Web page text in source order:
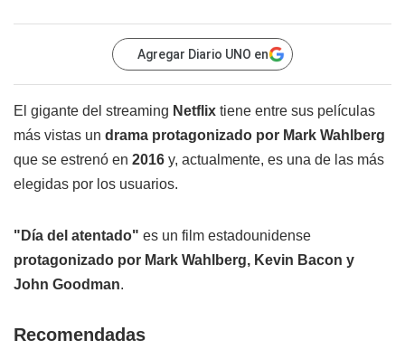
Agregar Diario UNO en
El gigante del streaming Netflix tiene entre sus películas
más vistas un drama protagonizado por Mark Wahlberg
que se estrenó en 2016 y, actualmente, es una de las más
elegidas por los usuarios.
"Día del atentado" es un film estadounidense
protagonizado por Mark Wahlberg, Kevin Bacon y
John Goodman.
Recomendadas